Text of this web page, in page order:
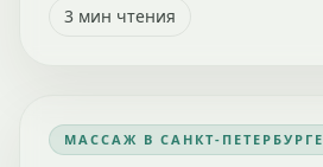
3 мин чтения
МАССАЖ В САНКТ-ПЕТЕРБУРГЕ